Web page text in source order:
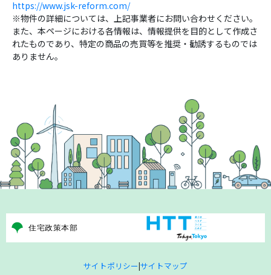
https://www.jsk-reform.com/
※物件の詳細については、上記事業者にお問い合わせください。
また、本ページにおける各情報は、情報提供を目的として作成さ
れたものであり、特定の商品の売買等を推奨・勧誘するものでは
ありません。
サイトポリシー|サイトマップ